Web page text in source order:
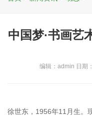
中国梦·书画
编辑：admin 日期
徐世东，1956年11月生。